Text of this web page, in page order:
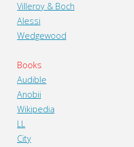
Villeroy & Boch
Alessi
Wedgewood
Books
Audible
Anobii
Wikipedia
LL
City